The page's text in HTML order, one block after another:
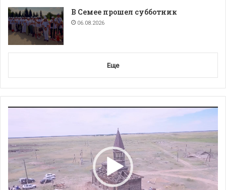
В Семее прошел субботник
06.08.2026
Еще